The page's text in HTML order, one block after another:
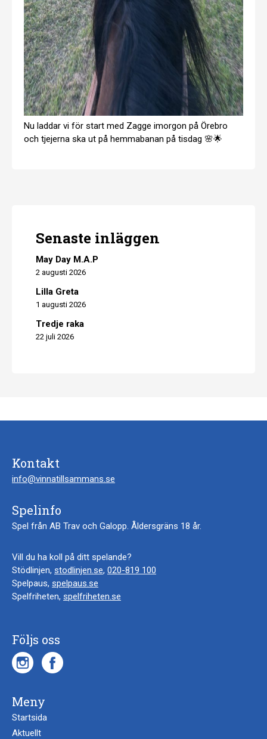
Nu laddar vi för start med Zagge imorgon på Örebro
och tjejerna ska ut på hemmabanan på tisdag 🌸🌟
Senaste inläggen
May Day M.A.P
2 augusti 2026
Lilla Greta
1 augusti 2026
Tredje raka
22 juli 2026
Kontakt
info@vinnatillsammans.se
Spelinfo
Spel från AB Trav och Galopp. Åldersgräns 18 år.
Vill du ha koll på ditt spelande?
Stödlinjen, stodlinjen.se, 020-819 100
Spelpaus, spelpaus.se
Spelfriheten, spelfriheten.se
Följs oss
Meny
Startsida
Aktuellt